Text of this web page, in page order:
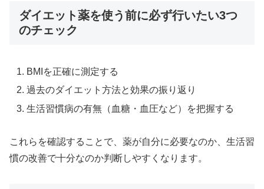
ダイエット薬を使う前に必ず行いたい3つ
のチェック
BMIを正確に測定する
過去のダイエット方法と効果の振り返り
生活習慣病の有無（血糖・血圧など）を把握する
これらを確認することで、薬が自分に必要なのか、生活習
慣の改善で十分なのか判断しやすくなります。